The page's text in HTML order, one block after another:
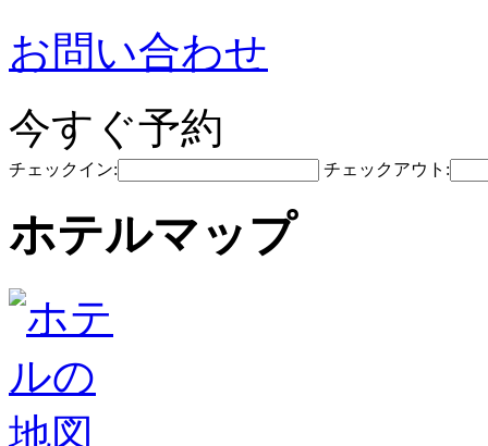
お問い合わせ
今すぐ予約
チェックイン: チェックアウト:
ホテルマップ